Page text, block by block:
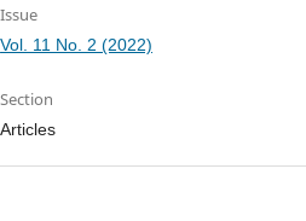
Issue
Vol. 11 No. 2 (2022)
Section
Articles